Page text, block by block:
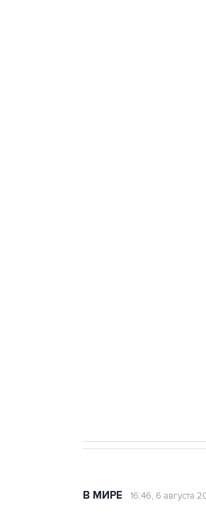
В МИРЕ 16:46, 6 августа